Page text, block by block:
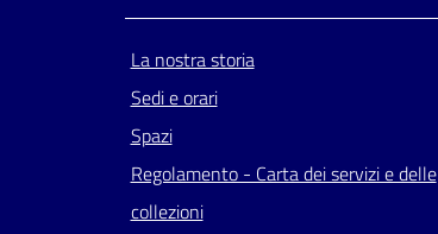
La nostra storia
Sedi e orari
Spazi
Regolamento - Carta dei servizi e delle
collezioni